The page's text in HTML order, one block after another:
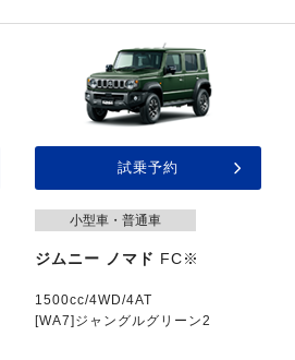
試乗予約
小型車・普通車
ジムニー ノマド FC※
1500cc/4WD/4AT
[WA7]ジャングルグリーン2